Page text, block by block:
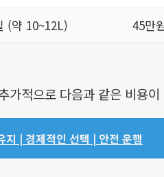
(약 10~12L) 45만
적으로 다음과 같은 비용
지 | 경제적인 선택 | 안전 운행